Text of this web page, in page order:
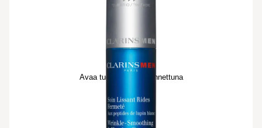
Avaa tuotekuva suurennettuna